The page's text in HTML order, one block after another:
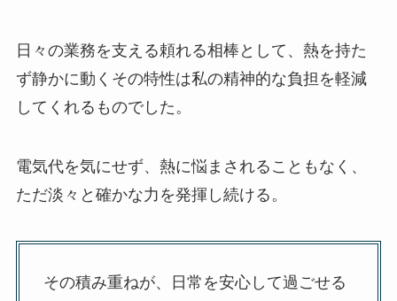
日々の業務を支える頼れる相棒として、熱を持た
ず静かに動くその特性は私の精神的な負担を軽減
してくれるものでした。
電気代を気にせず、熱に悩まされることもなく、
ただ淡々と確かな力を発揮し続ける。
その積み重ねが、日常を安心して過ごせる